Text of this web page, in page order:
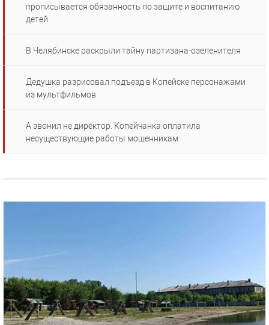
прописывается обязанность по защите и воспитанию
детей
В Челябинске раскрыли тайну партизана-озеленителя
Дедушка разрисовал подъезд в Копейске персонажами
из мультфильмов
А звонил не директор. Копейчанка оплатила
несуществующие работы мошенникам